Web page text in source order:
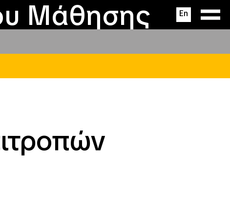
Μάθησης En